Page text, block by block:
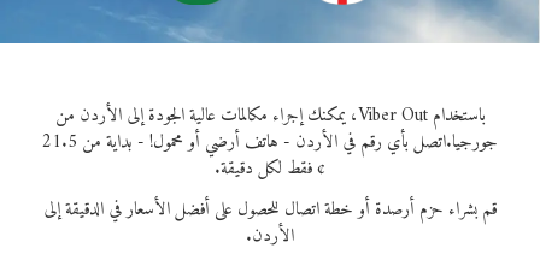
باستخدام Viber Out، يمكنك إجراء مكالمات عالية الجودة إلى الأردن من
جورجيا.
اتصل بأي رقم في الأردن - هاتف أرضي أو محمول! - بداية من 21.5
¢ فقط لكل دقيقة.
قم بشراء حزم أرصدة أو خطة اتصال للحصول على أفضل الأسعار في الدقيقة إلى
الأردن.